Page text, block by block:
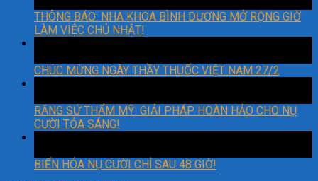
THÔNG BÁO: NHA KHOA BÌNH DƯƠNG MỞ RỘNG GIỜ
LÀM VIỆC CHỦ NHẬT!
CHÚC MỪNG NGÀY THẦY THUỐC VIỆT NAM 27/2
RĂNG SỨ THẨM MỸ: GIẢI PHÁP HOÀN HẢO CHO NỤ
CƯỜI TỎA SÁNG!
BIẾN HÓA NỤ CƯỜI CHỈ SAU 48 GIỜ!